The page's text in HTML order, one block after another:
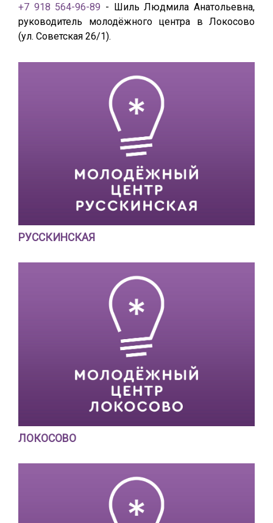
+7 918 564-96-89 - Шиль Людмила Анатольевна,
руководитель молодёжного центра в Локосово
(ул. Советская 26/1).
РУССКИНСКАЯ
ЛОКОСОВО